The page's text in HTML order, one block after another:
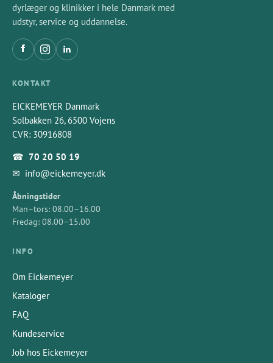
dyrlæger og klinikker i hele Danmark med
udstyr, service og uddannelse.
KONTAKT
EICKEMEYER Danmark
Solbakken 26, 6500 Vojens
CVR: 30916808
☎ 70 20 50 19
✉ info@eickemeyer.dk
Åbningstider
Man–tors: 08.00–16.00
Fredag: 08.00–15.00
INFO
Om Eickemeyer
Kataloger
FAQ
Kundeservice
Job hos Eickemeyer